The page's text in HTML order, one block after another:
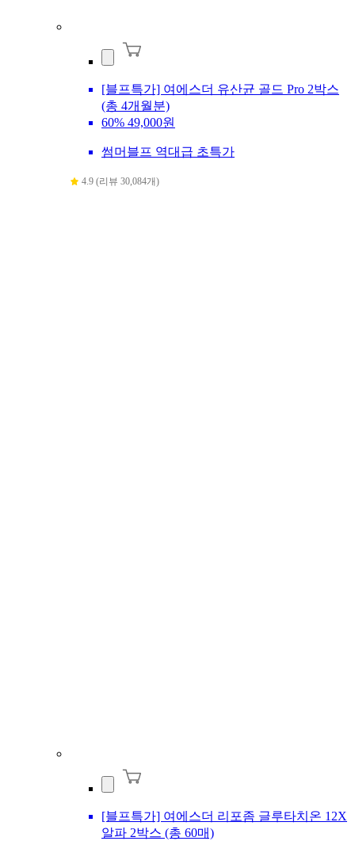
[블프특가] 여에스더 유산균 골드 Pro 2박스
(총 4개월분)
60% 49,000원
썸머블프 역대급 초특가
4.9 (리뷰 30,084개)
[블프특가] 여에스더 리포좀 글루타치온 12X
알파 2박스 (총 60매)